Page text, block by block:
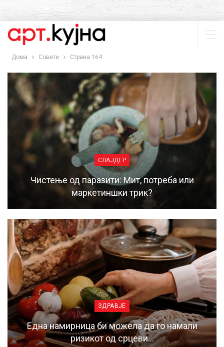
Дома Совети Страна 164
СЛАЈДЕР
Чистење од паразити: Мит, потреба или
маркетиншки трик?
ЗДРАВЈЕ
Една намирница би можела да го намали
ризикот од срцеви…